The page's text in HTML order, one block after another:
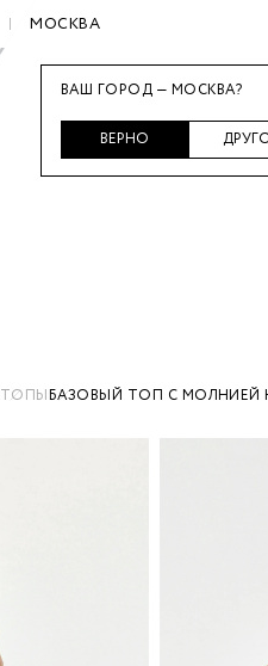
МОСКВА
ТОПЫБАЗОВЫЙ ТОП С МОЛНИЕЙ
ВАШ ГОРОД — МОСКВА?
ВЕРНО